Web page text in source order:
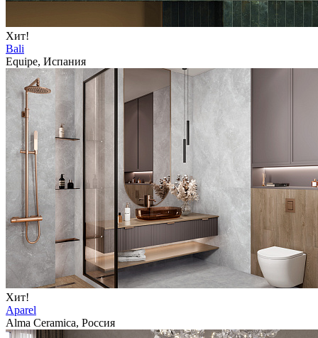
Хит!
Bali
Equipe, Испания
Хит!
Aparel
Alma Ceramica, Россия